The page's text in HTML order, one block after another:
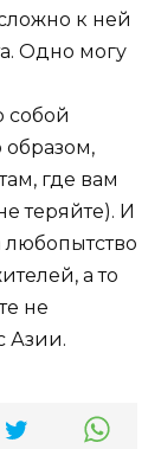
к ней
Одно могу
собой
образом,
где вам
теряйте). И
любопытство
а то
не
Азии.